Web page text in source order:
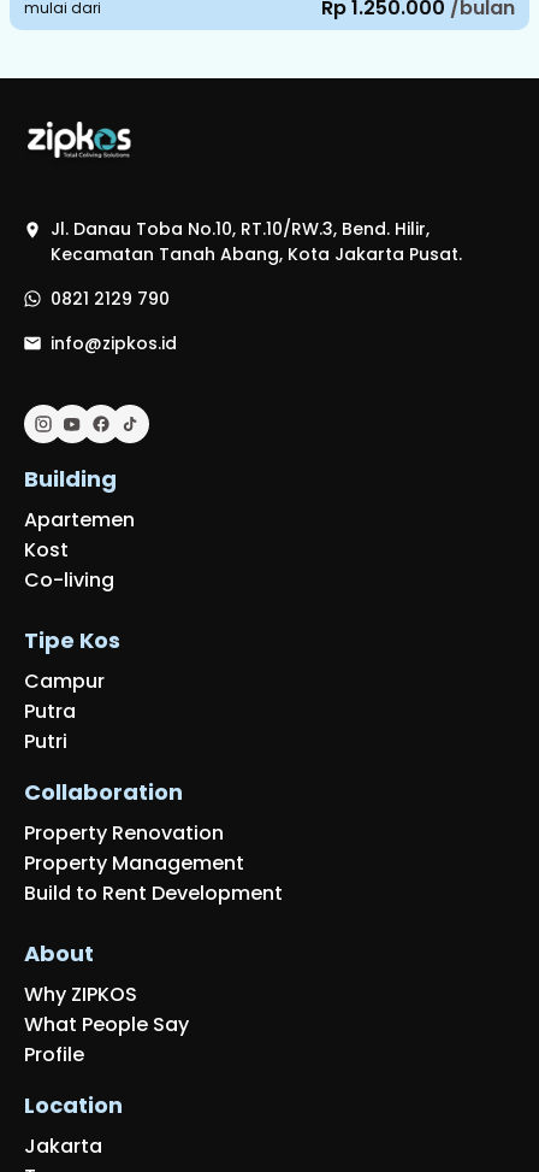
mulai dari Rp 1.250.000 /bulan
Jl. Danau Toba No.10, RT.10/RW.3, Bend. Hilir,
Kecamatan Tanah Abang, Kota Jakarta Pusat.
0821 2129 790
info@zipkos.id
Building
Apartemen
Kost
Co-living
Tipe Kos
Campur
Putra
Putri
Collaboration
Property Renovation
Property Management
Build to Rent Development
About
Why ZIPKOS
What People Say
Profile
Location
Jakarta